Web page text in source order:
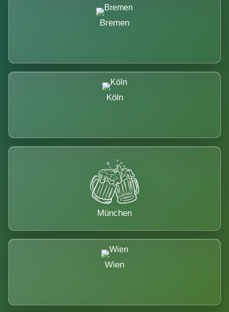
Bremen
Köln
München
Wien